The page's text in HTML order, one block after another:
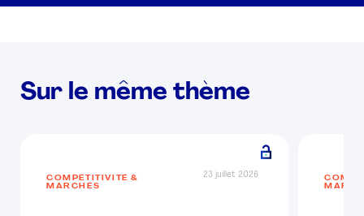
Sur le même thème
COMPÉTITIVITÉ &
MARCHÉS
23 juillet 2026